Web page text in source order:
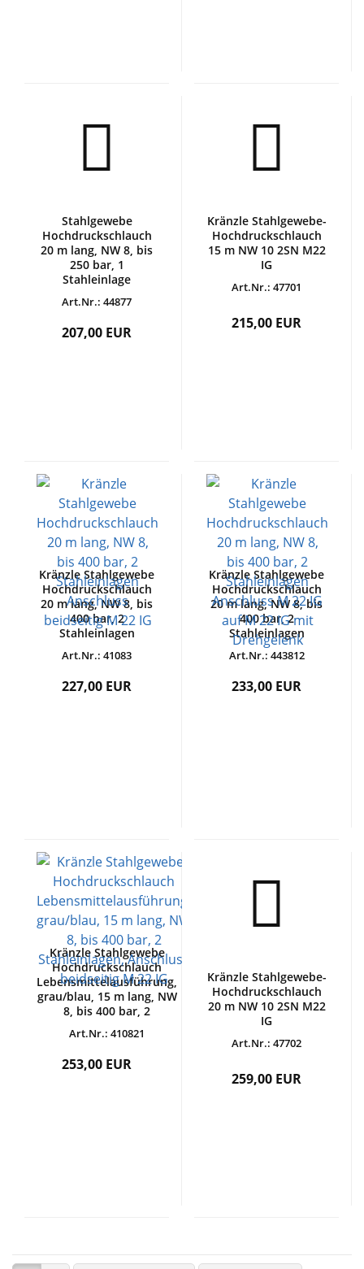
Stahlgewebe
Hochdruckschlauch
20 m lang, NW 8, bis
250 bar, 1
Stahleinlage
Art.Nr.: 44877
207,00 EUR
Kränzle Stahlgewebe-
Hochdruckschlauch
15 m NW 10 2SN M22
IG
Art.Nr.: 47701
215,00 EUR
Kränzle Stahlgewebe
Hochdruckschlauch
20 m lang, NW 8, bis
400 bar, 2
Stahleinlagen
M 22 IG
Art.Nr.: 41083
227,00 EUR
Kränzle Stahlgewebe
Hochdruckschlauch
20 m lang, NW 8, bis
400 bar, 2
Stahleinlagen
Anschluss M 22 IG
auf M 22 IG mit
Art.Nr.: 443812
233,00 EUR
Kränzle Stahlgewebe
Hochdruckschlauch
Lebensmittelausführung,
grau/blau, 15 m lang, NW
8, bis 400 bar, 2
beidseitig M 22 IG
Art.Nr.: 410821
253,00 EUR
Kränzle Stahlgewebe-
Hochdruckschlauch
20 m NW 10 2SN M22
IG
Art.Nr.: 47702
259,00 EUR